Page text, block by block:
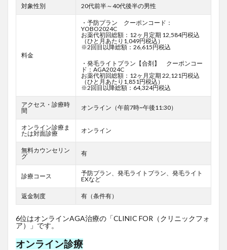
対象性別 20代前半～40代後半の男性
料金
・予防プラン クーポンコード：
YOBO2024C
お薬代初回総額：12ヶ月定期 12,584円税込
（ひと月あたり1,049円税込）
※2回目以降総額：26,615円税込
・発毛ライトプラン【合剤】 クーポンコー
ド：AGA2024C
お薬代初回総額：12ヶ月定期 22,121円税込
（ひと月あたり1,851円税込）
※2回目以降総額：64,324円税込
アクセス・診療時
間
オンライン（午前7時~午後11:30）
オンライン診療ま
たは対面診療
オンライン
無料カウンセリン
グ
有
診療コース
予防プラン、発毛ライトプラン、発毛ライト
EXなど
返金制度 有（条件有）
6位はオンラインAGA治療の「CLINIC FOR（クリニックフォ
ア）」です。
オンライン診療